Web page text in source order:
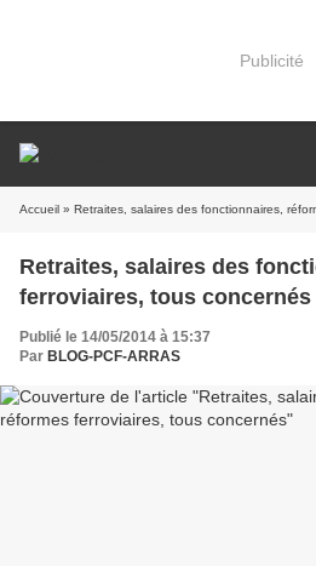
Publicité
Accueil » Retraites, salaires des fonctionnaires,
Retraites, salaires des
ferroviaires, tous concernés
Publié le 14/05/2014 à 15:37
Par BLOG-PCF-ARRAS